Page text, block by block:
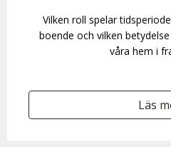
Vilken roll spelar
boende och vilken
våra hem i
Läs